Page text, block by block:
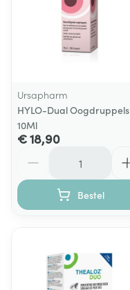
Ursapharm
HYLO-Dual Oogdruppels
10Ml
€ 18,90
Bestel